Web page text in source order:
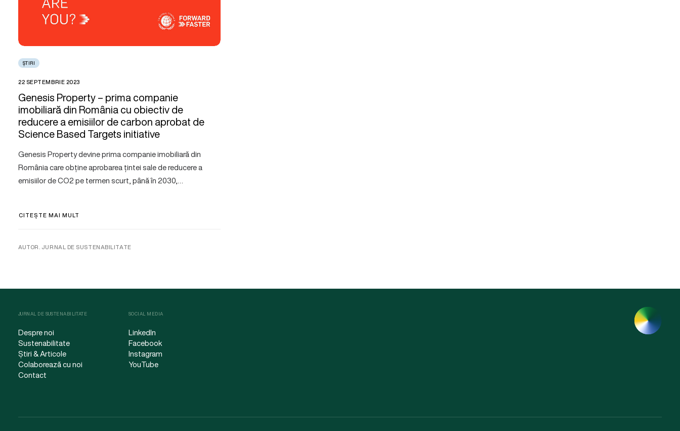
ȘTIRI
22 SEPTEMBRIE 2023
Genesis Property – prima companie
imobiliară din România cu obiectiv de
reducere a emisiilor de carbon aprobat de
Science Based Targets initiative
Genesis Property devine prima companie imobiliară din
România care obține aprobarea țintei sale de reducere a
emisiilor de CO2 pe termen scurt, până în 2030,…
CITEȘTE MAI MULT
AUTOR. JURNAL DE SUSTENABILITATE
JURNAL DE SUSTENABILITATE
Despre noi
Sustenabilitate
Știri & Articole
Colaborează cu noi
Contact
SOCIAL MEDIA
LinkedIn
Facebook
Instagram
YouTube